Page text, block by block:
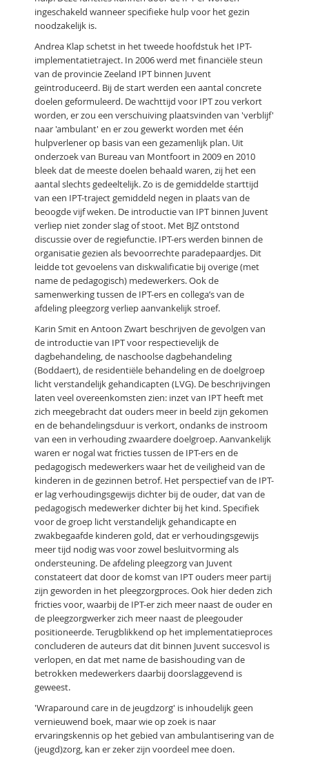
ingeschakeld wanneer specifieke hulp voor het gezin
noodzakelijk is.
Andrea Klap schetst in het tweede hoofdstuk het IPT-
implementatietraject. In 2006 werd met financiële steun
van de provincie Zeeland IPT binnen Juvent
geïntroduceerd. Bij de start werden een aantal concrete
doelen geformuleerd. De wachttijd voor IPT zou verkort
worden, er zou een verschuiving plaatsvinden van 'verblijf'
naar 'ambulant' en er zou gewerkt worden met één
hulpverlener op basis van een gezamenlijk plan. Uit
onderzoek van Bureau van Montfoort in 2009 en 2010
bleek dat de meeste doelen behaald waren, zij het een
aantal slechts gedeeltelijk. Zo is de gemiddelde starttijd
van een IPT-traject gemiddeld negen in plaats van de
beoogde vijf weken. De introductie van IPT binnen Juvent
verliep niet zonder slag of stoot. Met BJZ ontstond
discussie over de regiefunctie. IPT-ers werden binnen de
organisatie gezien als bevoorrechte paradepaardjes. Dit
leidde tot gevoelens van diskwalificatie bij overige (met
name de pedagogisch) medewerkers. Ook de
samenwerking tussen de IPT-ers en collega’s van de
afdeling pleegzorg verliep aanvankelijk stroef.
Karin Smit en Antoon Zwart beschrijven de gevolgen van
de introductie van IPT voor respectievelijk de
dagbehandeling, de naschoolse dagbehandeling
(Boddaert), de residentiële behandeling en de doelgroep
licht verstandelijk gehandicapten (LVG). De beschrijvingen
laten veel overeenkomsten zien: inzet van IPT heeft met
zich meegebracht dat ouders meer in beeld zijn gekomen
en de behandelingsduur is verkort, ondanks de instroom
van een in verhouding zwaardere doelgroep. Aanvankelijk
waren er nogal wat fricties tussen de IPT-ers en de
pedagogisch medewerkers waar het de veiligheid van de
kinderen in de gezinnen betrof. Het perspectief van de IPT-
er lag verhoudingsgewijs dichter bij de ouder, dat van de
pedagogisch medewerker dichter bij het kind. Specifiek
voor de groep licht verstandelijk gehandicapte en
zwakbegaafde kinderen gold, dat er verhoudingsgewijs
meer tijd nodig was voor zowel besluitvorming als
ondersteuning. De afdeling pleegzorg van Juvent
constateert dat door de komst van IPT ouders meer partij
zijn geworden in het pleegzorgproces. Ook hier deden zich
fricties voor, waarbij de IPT-er zich meer naast de ouder en
de pleegzorgwerker zich meer naast de pleegouder
positioneerde. Terugblikkend op het implementatieproces
concluderen de auteurs dat dit binnen Juvent succesvol is
verlopen, en dat met name de basishouding van de
betrokken medewerkers daarbij doorslaggevend is
geweest.
'Wraparound care in de jeugdzorg' is inhoudelijk geen
vernieuwend boek, maar wie op zoek is naar
ervaringskennis op het gebied van ambulantisering van de
(jeugd)zorg, kan er zeker zijn voordeel mee doen.